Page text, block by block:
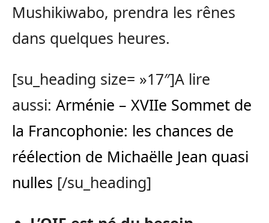
Mushikiwabo, prendra les rênes
dans quelques heures.
[su_heading size= »17″]A lire
aussi: Arménie – XVIIe Sommet de
la Francophonie: les chances de
réélection de Michaëlle Jean quasi
nulles [/su_heading]